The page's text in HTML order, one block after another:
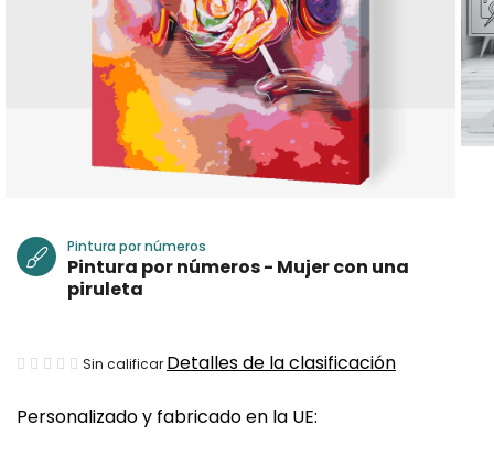
Personalizado y fabricado en la UE:
Pintura por números
Pintura por números - Mujer con una
piruleta
La
media
Sin calificar Detalles de la clasificación